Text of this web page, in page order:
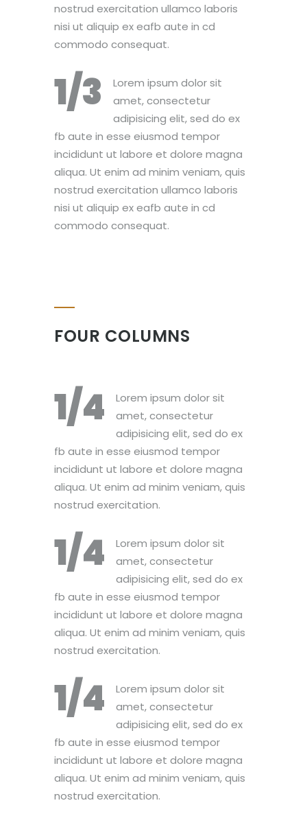
nostrud exercitation ullamco laboris
nisi ut aliquip ex eafb aute in cd
commodo consequat.
1/3
Lorem ipsum dolor sit
amet, consectetur
adipisicing elit, sed do ex
fb aute in esse eiusmod tempor
incididunt ut labore et dolore magna
aliqua. Ut enim ad minim veniam, quis
nostrud exercitation ullamco laboris
nisi ut aliquip ex eafb aute in cd
commodo consequat.
FOUR COLUMNS
1/4
Lorem ipsum dolor sit
amet, consectetur
adipisicing elit, sed do ex
fb aute in esse eiusmod tempor
incididunt ut labore et dolore magna
aliqua. Ut enim ad minim veniam, quis
nostrud exercitation.
1/4
Lorem ipsum dolor sit
amet, consectetur
adipisicing elit, sed do ex
fb aute in esse eiusmod tempor
incididunt ut labore et dolore magna
aliqua. Ut enim ad minim veniam, quis
nostrud exercitation.
1/4
Lorem ipsum dolor sit
amet, consectetur
adipisicing elit, sed do ex
fb aute in esse eiusmod tempor
incididunt ut labore et dolore magna
aliqua. Ut enim ad minim veniam, quis
nostrud exercitation.